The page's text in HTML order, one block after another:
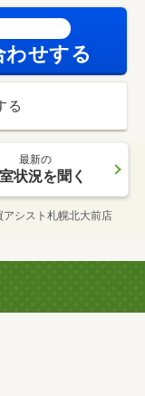
わせする
る
最新の
状況を聞く
シスト札幌北大前店